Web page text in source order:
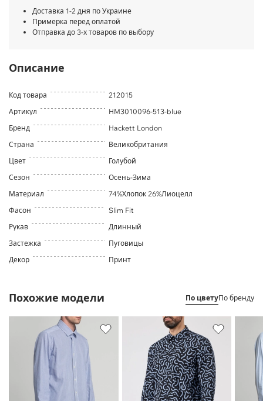
Доставка 1-2 дня по Украине
Примерка перед оплатой
Отправка до 3-х товаров по выбору
Описание
Код товара
212015
Артикул
HM3010096-513-blue
Бренд
Hackett London
Страна
Великобритания
Цвет
Голубой
Сезон
Осень-Зима
Материал
74%Хлопок 26%Лиоцелл
Фасон
Slim Fit
Рукав
Длинный
Застежка
Пуговицы
Декор
Принт
Похожие модели По цветуПо бренду